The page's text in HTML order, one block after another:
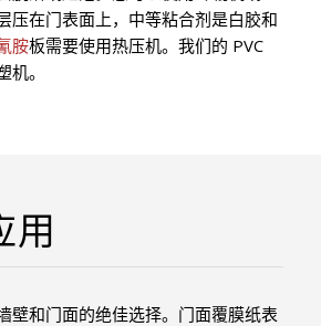
压在门表面上，中等粘合剂是白胶和
胺板需要使用热压机。我们的 PVC
。
用
壁和门面的绝佳选择。门面覆膜纸表